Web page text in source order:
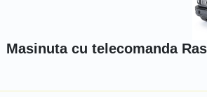
Masinuta cu telecomanda